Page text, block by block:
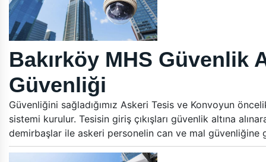
Bakırköy MHS Güvenlik
Güvenliği
Güvenliğini sağladığımız Askeri Tesis ve Konvoyun
sistemi kurulur. Tesisin giriş çıkışları güvenlik altına
demirbaşlar ile askeri personelin can ve mal